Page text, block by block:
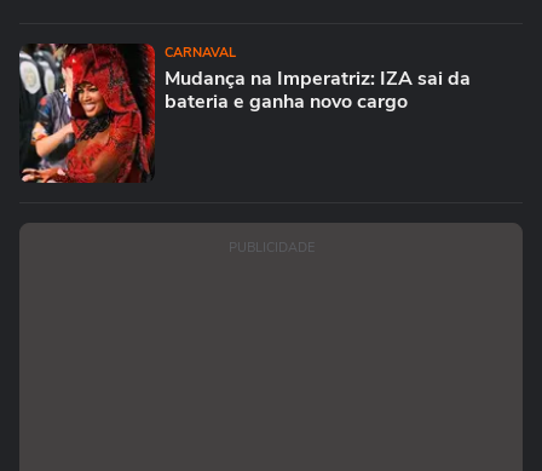
CARNAVAL
Mudança na Imperatriz: IZA sai da
bateria e ganha novo cargo
PUBLICIDADE